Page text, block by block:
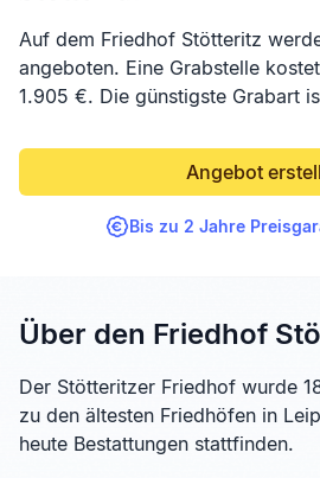
Auf dem Friedhof Stötteritz
angeboten. Eine Grabstelle
1.905 €. Die günstigste Grabart
Angebot
Bis zu 2 Jahre
Über den Friedhof
Der Stötteritzer Friedhof wurde
zu den ältesten Friedhöfen in
heute Bestattungen stattfinden.